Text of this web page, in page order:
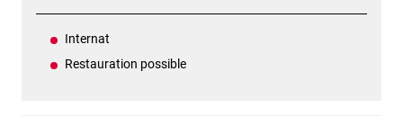
Internat
Restauration possible